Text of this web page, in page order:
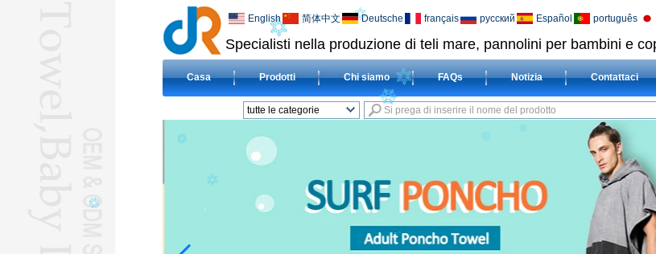
Specialisti nella produzione di teli mare, pannolini per bambini e
English 简体中文 Deutsche français русский Español português
Casa Prodotti Chi siamo FAQs Notizia Contattaci
tutte le categorie
Panno del bambino
PANNOLINIL
COPERTEL